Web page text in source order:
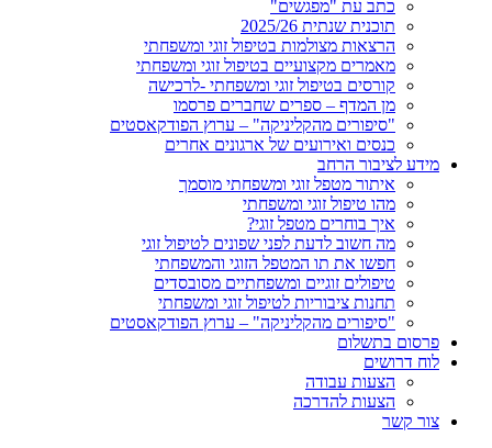
כתב עת "מפגשים"
תוכנית שנתית 2025/26
הרצאות מצולמות בטיפול זוגי ומשפחתי
מאמרים מקצועיים בטיפול זוגי ומשפחתי
קורסים בטיפול זוגי ומשפחתי -לרכישה
מן המדף – ספרים שחברים פרסמו
"סיפורים מהקליניקה" – ערוץ הפודקאסטים
כנסים ואירועים של ארגונים אחרים
מידע לציבור הרחב
איתור מטפל זוגי ומשפחתי מוסמך
מהו טיפול זוגי ומשפחתי
איך בוחרים מטפל זוגי?
מה חשוב לדעת לפני שפונים לטיפול זוגי
חפשו את תו המטפל הזוגי והמשפחתי
טיפולים זוגיים ומשפחתיים מסובסדים
תחנות ציבוריות לטיפול זוגי ומשפחתי
"סיפורים מהקליניקה" – ערוץ הפודקאסטים
פרסום בתשלום
לוח דרושים
הצעות עבודה
הצעות להדרכה
צור קשר